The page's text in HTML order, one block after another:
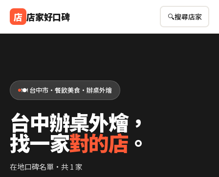
店 店家好口碑 🔍搜尋店家
🍽️ 台中市・餐飲美食・辦桌外燴
台中辦桌外燴，
找一家對的店。
在地口碑名單・共 1 家